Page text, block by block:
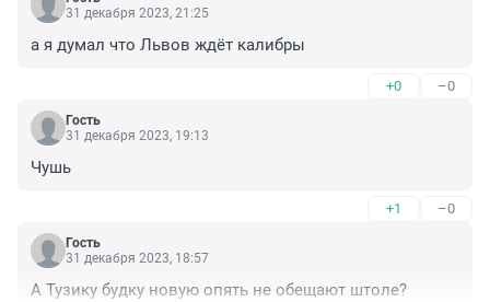
31 декабря 2023, 21:25
а я думал что Львов ждёт калибры
+0 –0
Гость
31 декабря 2023, 19:13
Чушь
+1 –0
Гость
31 декабря 2023, 18:57
А Тузику будку новую опять не обещают штоле?